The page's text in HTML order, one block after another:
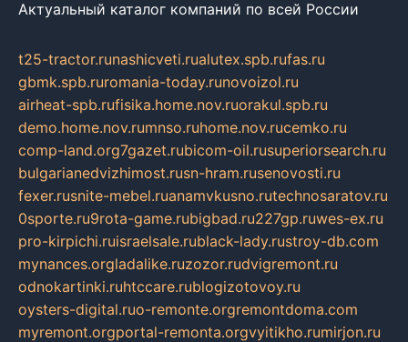
Актуальный каталог компаний по всей России
t25-tractor.runashicveti.rualutex.spb.rufas.ru
gbmk.spb.ruromania-today.runovoizol.ru
airheat-spb.rufisika.home.nov.ruorakul.spb.ru
demo.home.nov.rumnso.ruhome.nov.rucemko.ru
comp-land.org7gazet.rubicom-oil.rusuperiorsearch.ru
bulgarianedvizhimost.rusn-hram.rusenovosti.ru
fexer.rusnite-mebel.ruanamvkusno.rutechnosaratov.ru
0sporte.ru9rota-game.rubigbad.ru227gp.ruwes-ex.ru
pro-kirpichi.ruisraelsale.rublack-lady.rustroy-db.com
mynances.orgladalike.ruzozor.rudvigremont.ru
odnokartinki.ruhtccare.rublogizotovoy.ru
oysters-digital.ruo-remonte.orgremontdoma.com
myremont.orgportal-remonta.orgvyitikho.rumirjon.ru